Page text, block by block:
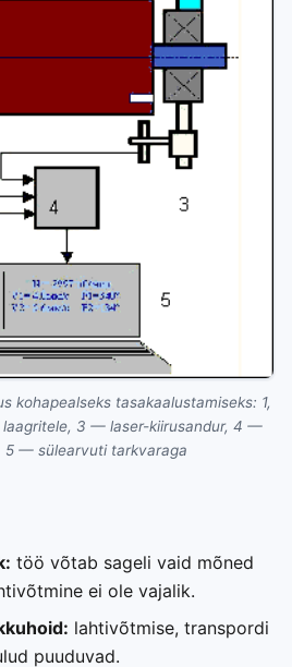
kohapealseks tasakaalustamiseks: 1,
3 — laser-kiirusandur, 4 —
5 — sülearvuti tarkvaraga
töö võtab sageli vaid mõned
ei ole vajalik.
lahtivõtmise, transpordi
puuduvad.